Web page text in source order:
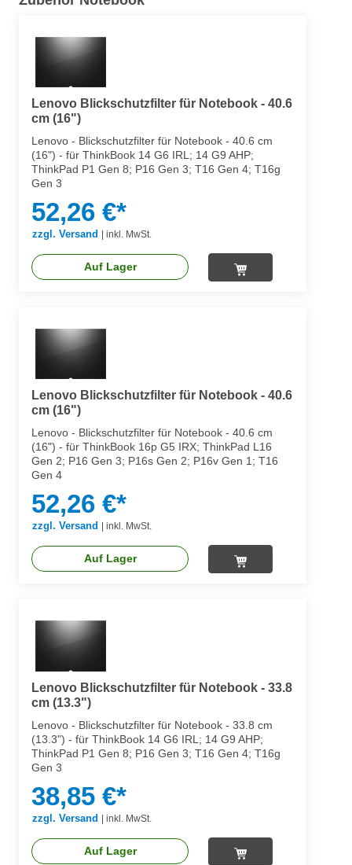
Lenovo Blickschutzfilter für Notebook - 40.6
cm (16")
Lenovo - Blickschutzfilter für Notebook - 40.6 cm
(16") - für ThinkBook 14 G6 IRL; 14 G9 AHP;
ThinkPad P1 Gen 8; P16 Gen 3; T16 Gen 4; T16g
Gen 3
52,26 €*
zzgl. Versand inkl. MwSt.
Auf Lager
Lenovo Blickschutzfilter für Notebook - 40.6
cm (16")
Lenovo - Blickschutzfilter für Notebook - 40.6 cm
(16") - für ThinkBook 16p G5 IRX; ThinkPad L16
Gen 2; P16 Gen 3; P16s Gen 2; P16v Gen 1; T16
Gen 4
52,26 €*
zzgl. Versand inkl. MwSt.
Auf Lager
Lenovo Blickschutzfilter für Notebook - 33.8
cm (13.3")
Lenovo - Blickschutzfilter für Notebook - 33.8 cm
(13.3") - für ThinkBook 14 G6 IRL; 14 G9 AHP;
ThinkPad P1 Gen 8; P16 Gen 3; T16 Gen 4; T16g
Gen 3
38,85 €*
zzgl. Versand inkl. MwSt.
Auf Lager